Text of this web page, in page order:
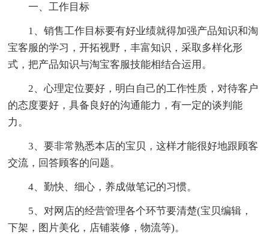
一、工作目标
1、销售工作目标要有好业绩就得加强产品知识和淘
宝客服的学习，开拓视野，丰富知识，采取多样化形
式，把产品知识与淘宝客服技能相结合运用。
2、心理定位要好，明白自己的工作性质，对待客户
的态度要好，具备良好的沟通能力，有一定的谈判能
力。
3、要非常熟悉本店的宝贝，这样才能很好地跟顾客
交流，回答顾客的问题。
4、勤快、细心，养成做笔记的习惯。
5、对网店的经营管理各个环节要清楚(宝贝编辑，
下架，图片美化，店铺装修，物流等)。